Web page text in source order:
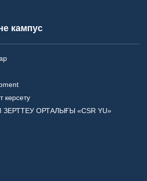
кампус
көрсету
ЗЕРТТЕУ ОРТАЛЫҒЫ «CSR YU»